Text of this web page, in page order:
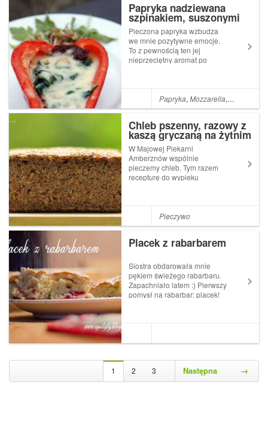
Papryka nadziewana
szpinakiem, suszonymi
pomidorami i mozzarellą
Pieczona papryka wzbudza
we mnie pozytywne emocje.
To z pewnością ten jej
nieprzeciętny aromat po
faszeruję mięsem, ale
zdarzają się takie dni, że
Papryka,Mozzarella, Suszone
Chleb pszenny, razowy z
kaszą gryczaną na żytnim
zakwasie.
W Majowej Piekarni
Amberznów wspólnie
pieczemy chleb. Tym razem
recepturę do wypieku
jeden z naszych ulubionych
blogów, do którego
ciekawością. Ela-wierna idei
Pieczywo
Placek z rabarbarem
Siostra obdarowała mnie
pękiem świeżego rabarbaru.
Zapachniało latem :) Pierwszy
pomysł na rabarbar: placek!
lubię najbardziej :)Składnik...
1 2 3 Następna →